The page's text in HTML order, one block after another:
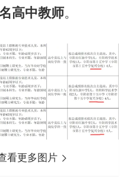
高中教师。
看更多图片